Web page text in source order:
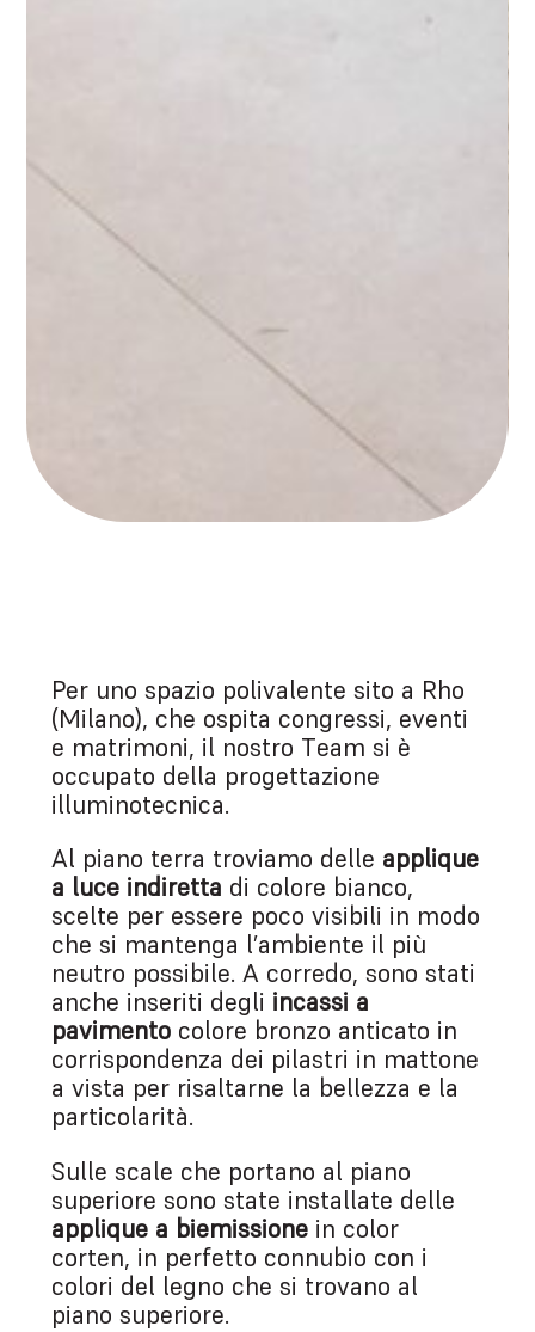
Per uno spazio polivalente sito a Rho
(Milano), che ospita congressi, eventi
e matrimoni, il nostro Team si è
occupato della progettazione
illuminotecnica.
Al piano terra troviamo delle applique
a luce indiretta di colore bianco,
scelte per essere poco visibili in modo
che si mantenga l’ambiente il più
neutro possibile. A corredo, sono stati
anche inseriti degli incassi a
pavimentocolore bronzo anticato in
corrispondenza dei pilastri in mattone
a vista per risaltarne la bellezza e la
particolarità.
Sulle scale che portano al piano
superiore sono state installate delle
applique a biemissionein color
corten, in perfetto connubio con i
colori del legno che si trovano al
piano superiore.